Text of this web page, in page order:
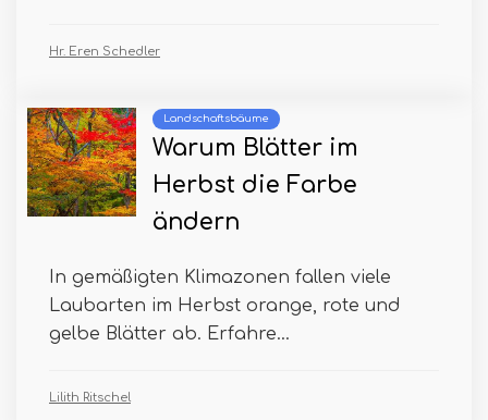
Hr. Eren Schedler
Landschaftsbäume
Warum Blätter im
Herbst die Farbe
ändern
In gemäßigten Klimazonen fallen viele
Laubarten im Herbst orange, rote und
gelbe Blätter ab. Erfahre...
Lilith Ritschel